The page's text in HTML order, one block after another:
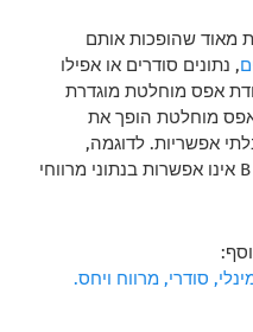
מאוד שהופכות אותם
, נתונים סודרים או אפילו
אפס מוחלטת מוגדרת
אפס מוחלטת הופך את
אפשריות. לדוגמה,
אובייקט A גדול פי שניים מאובייקט B אינו אפשרות בנתוני מרווחי
סודרי, מרווח ויחס.